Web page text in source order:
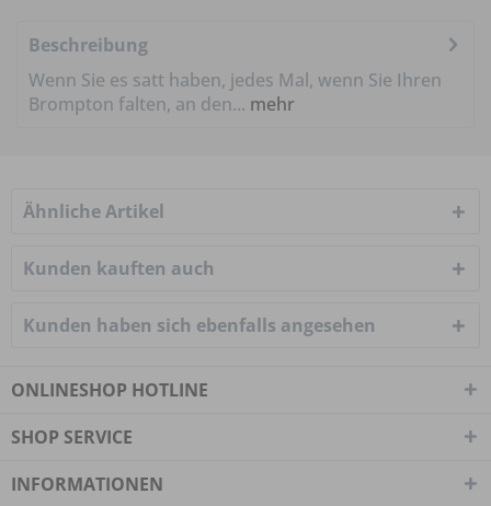
Beschreibung
Wenn Sie es satt haben, jedes Mal, wenn Sie Ihren
Brompton falten, an den... mehr
Ähnliche Artikel
Kunden kauften auch
Kunden haben sich ebenfalls angesehen
ONLINESHOP HOTLINE
SHOP SERVICE
INFORMATIONEN